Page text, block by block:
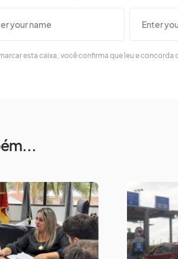
esta caixa, você confirma que leu e concorda